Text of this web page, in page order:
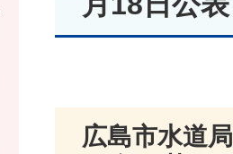
広島市水道